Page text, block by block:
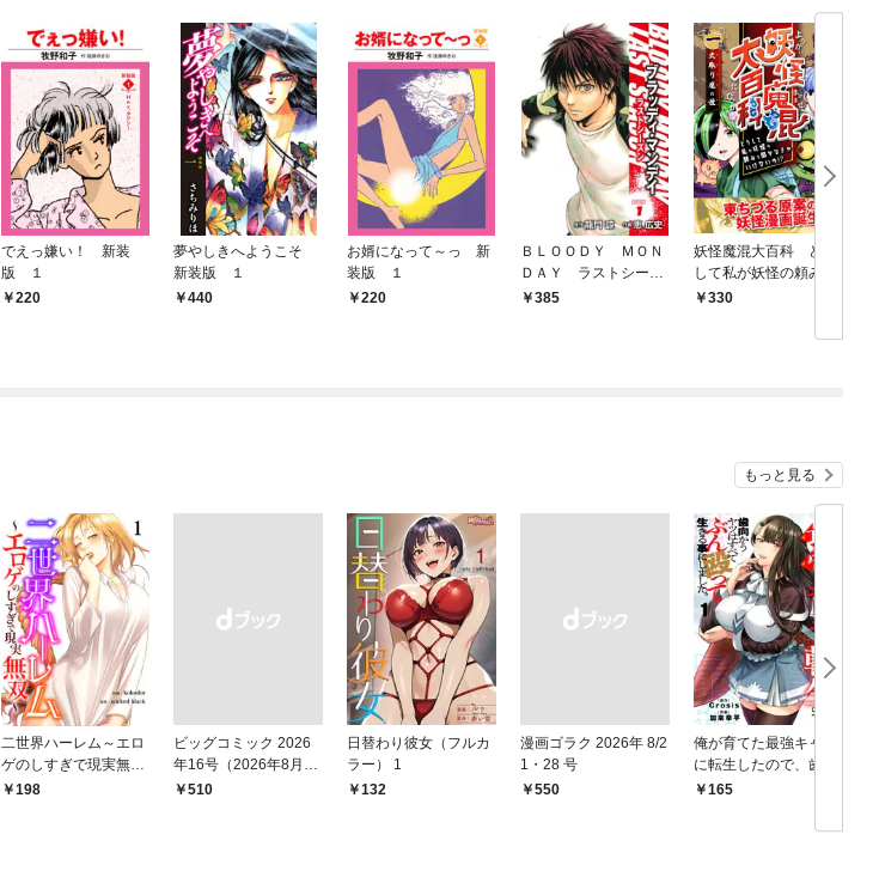
でえっ嫌い！ 新装
版 １
220
夢やしきへようこそ
新装版 １
440
お婿になって～っ 新
装版 １
220
ＢＬＯＯＤＹ ＭＯＮ
ＤＡＹ ラストシーズ
ン 新装版 １
385
妖怪魔混大百科 どう
して私が妖怪の頼みを
聞かなきゃいけない
330
もっと見る
二世界ハーレム～エロ
ゲのしすぎで現実無双
～１198
ビッグコミック 2026
年16号（2026年8月7
日発売）
￥510
日替わり彼女（フルカ
ラー） 1
132
漫画ゴラク 2026年 8/2
1・28 号
￥550
俺が育てた最強キャラ
に転生したので、歯向
かうヤツはすべてぶん
165